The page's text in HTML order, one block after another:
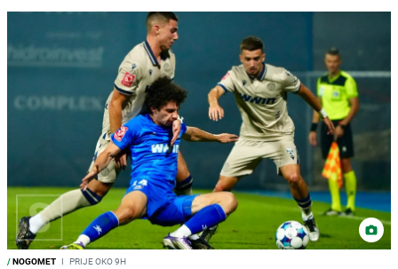
/NOGOMET I PRIJE OKO 9H